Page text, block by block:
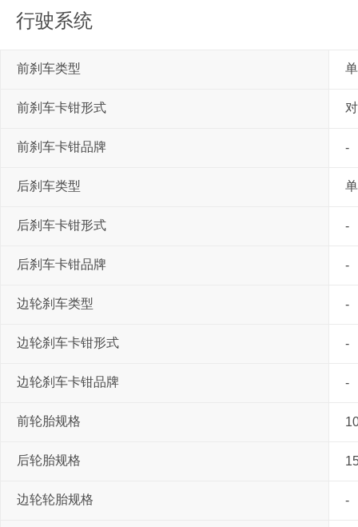
行驶系统
前刹车类型
前刹车卡钳形式
前刹车卡钳品牌 -
后刹车类型
后刹车卡钳形式 -
后刹车卡钳品牌 -
边轮刹车类型 -
边轮刹车卡钳形式 -
边轮刹车卡钳品牌 -
前轮胎规格
后轮胎规格
边轮轮胎规格 -